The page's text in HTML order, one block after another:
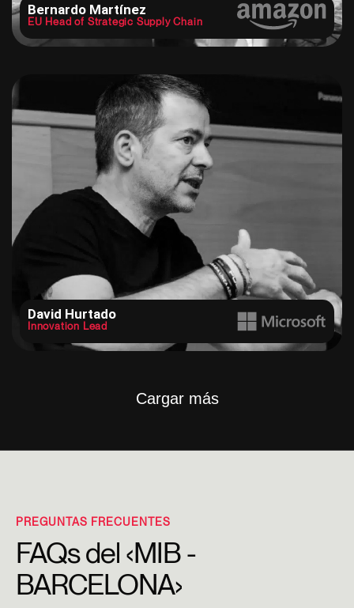
Bernardo Martínez
EU Head of Strategic Supply Chain
David Hurtado
Innovation Lead
Cargar más
PREGUNTAS FRECUENTES
FAQs del ‹MIB -
BARCELONA›